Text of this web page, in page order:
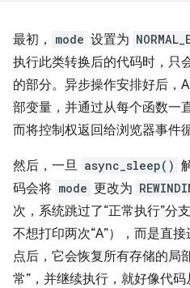
最初， mode 设置为
执行此类转换后的代码时，只
的部分。异步操作安排好后，
部变量，并通过从每个函数一
而将控制权返回给浏览器事件
然后，一旦 async_sleep()
码会将 mode 更改为
次，系统跳过了“正常执行”分
不想打印两次“A”），而是直
点后，它会恢复所有存储的局
常”，并继续执行，就好像代码